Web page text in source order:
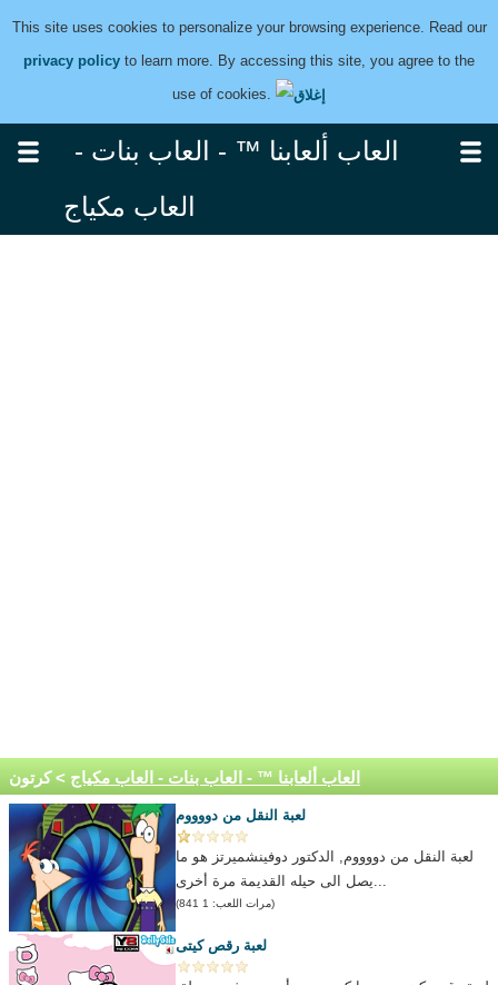
This site uses cookies to personalize your browsing experience. Read our
privacy policy to learn more. By accessing this site, you agree to the
use of cookies.
العاب ألعابنا ™ - العاب بنات -
العاب مكياج
العاب ألعابنا ™ - العاب بنات - العاب مكياج > كرتون
لعبة النقل من دووووم
لعبة النقل من دووووم, الدكتور دوفينشميرتز هو ما
(مرات اللعب: 1 841)
لعبة رقص كيتى